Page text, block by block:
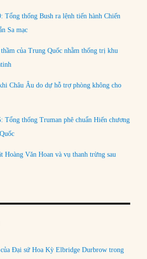
Tổng thống Bush ra lệnh tiến hành Chiến
Sa mạc
của Trung Quốc nhằm thống trị khu
Châu Âu do dự hỗ trợ phòng không cho
Tổng thống Truman phê chuẩn Hiến chương
Hoàng Văn Hoan và vụ thanh trừng sau
Đại sứ Hoa Kỳ Elbridge Durbrow trong